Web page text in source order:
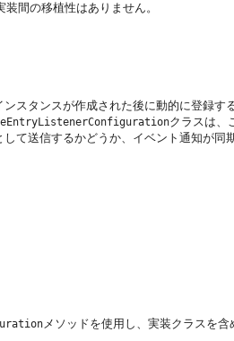
間の移植性はありません。
スタンスが作成された後に動的に登録す
クラスは、
て送信するかどうか、イベント通知が
メソッドを使用し、実装クラスを